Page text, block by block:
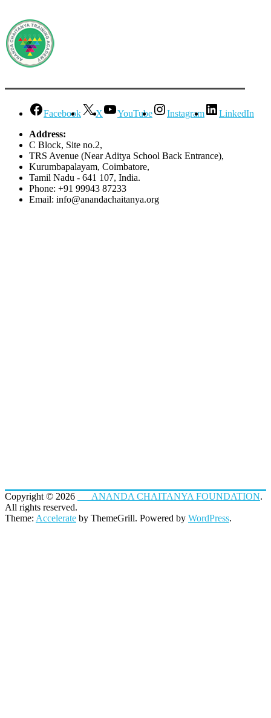
Facebook X YouTube Instagram
LinkedIn
Address:
C Block, Site no.2,
TRS Avenue (Near Aditya School Back Entrance),
Kurumbapalayam, Coimbatore,
Tamil Nadu - 641 107, India.
Phone: +91 99943 87233
Email: info@anandachaitanya.org
Copyright © 2026 ANANDA CHAITANYA FOUNDATION.
All rights reserved.
Theme: Accelerate by ThemeGrill. Powered by WordPress.